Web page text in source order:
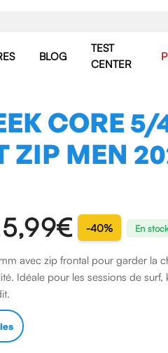
BLOG
TEST
CENTER
CORE 5/
ZIP MEN
€ -40% En
avec zip frontal pour garder la
Idéale pour les sessions de surf,